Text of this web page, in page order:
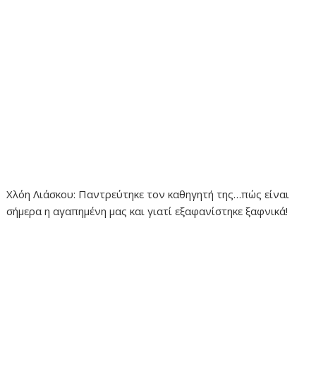
Χλόη Λιάσκου: Παντρεύτηκε τον καθηγητή της…πώς είναι
σήμερα η αγαπημένη μας και γιατί εξαφανίστηκε ξαφνικά!